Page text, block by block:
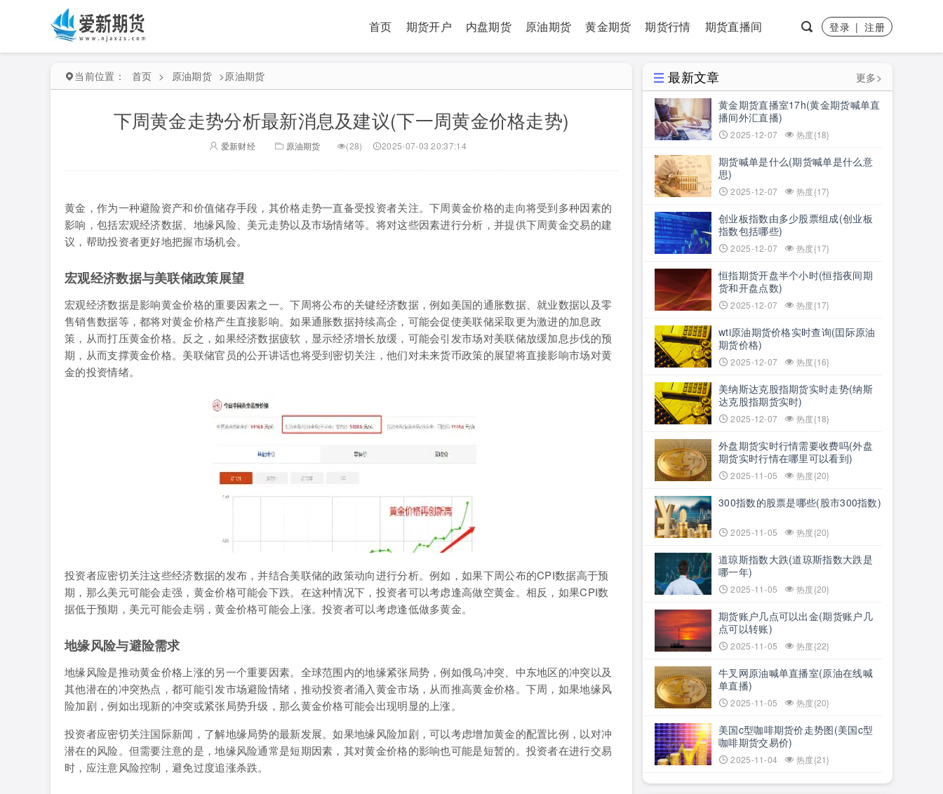
首页 期货开户 内盘期货 原油期货 黄金期货 期货行情 期货直播间 登录|注册
当前位置： 首页 > 原油期货 >原油期货
下周黄金走势分析最新消息及建议(下一周黄金价格走势)
爱新财经 原油期货 (28) 2025-07-03 20:37:14
黄金，作为一种避险资产和价值储存手段，其价格走势一直备受投资者关注。下周黄金价格的走向将受到多种因素的
影响，包括宏观经济数据、地缘风险、美元走势以及市场情绪等。将对这些因素进行分析，并提供下周黄金交易的建
议，帮助投资者更好地把握市场机会。
宏观经济数据与美联储政策展望
宏观经济数据是影响黄金价格的重要因素之一。下周将公布的关键经济数据，例如美国的通胀数据、就业数据以及零
售销售数据等，都将对黄金价格产生直接影响。如果通胀数据持续高企，可能会促使美联储采取更为激进的加息政
策，从而打压黄金价格。反之，如果经济数据疲软，显示经济增长放缓，可能会引发市场对美联储放缓加息步伐的预
期，从而支撑黄金价格。美联储官员的公开讲话也将受到密切关注，他们对未来货币政策的展望将直接影响市场对黄
金的投资情绪。
投资者应密切关注这些经济数据的发布，并结合美联储的政策动向进行分析。例如，如果下周公布的CPI数据高于预
期，那么美元可能会走强，黄金价格可能会下跌。在这种情况下，投资者可以考虑逢高做空黄金。相反，如果CPI数
据低于预期，美元可能会走弱，黄金价格可能会上涨。投资者可以考虑逢低做多黄金。
地缘风险与避险需求
地缘风险是推动黄金价格上涨的另一个重要因素。全球范围内的地缘紧张局势，例如俄乌冲突、中东地区的冲突以及
其他潜在的冲突热点，都可能引发市场避险情绪，推动投资者涌入黄金市场，从而推高黄金价格。下周，如果地缘风
险加剧，例如出现新的冲突或紧张局势升级，那么黄金价格可能会出现明显的上涨。
投资者应密切关注国际新闻，了解地缘局势的最新发展。如果地缘风险加剧，可以考虑增加黄金的配置比例，以对冲
潜在的风险。但需要注意的是，地缘风险通常是短期因素，其对黄金价格的影响也可能是短暂的。投资者在进行交易
时，应注意风险控制，避免过度追涨杀跌。
最新文章
更多>
黄金期货直播室17h(黄金期货喊单直
播间外汇直播)
2025-12-07 热度{18}
期货喊单是什么(期货喊单是什么意
思)
2025-12-07 热度{17}
创业板指数由多少股票组成(创业板
指数包括哪些)
2025-12-07 热度{17}
恒指期货开盘半个小时(恒指夜间期
货和开盘点数)
2025-12-07 热度{17}
wti原油期货价格实时查询(囯际原油
期货价格)
2025-12-07 热度{16}
美纳斯达克股指期货实时走势(纳斯
达克股指期货实时)
2025-12-07 热度{18}
外盘期货实时行情需要收费吗(外盘
期货实时行情在哪里可以看到)
2025-11-05 热度{20}
300指数的股票是哪些(股市300指数)
2025-11-05 热度{20}
道琼斯指数大跌(道琼斯指数大跌是
哪一年)
2025-11-05 热度{20}
期货账户几点可以出金(期货账户几
点可以转账)
2025-11-05 热度{22}
牛叉网原油喊单直播室(原油在线喊
单直播)
2025-11-05 热度{20}
美国c型咖啡期货价走势图(美国c型
咖啡期货交易价)
2025-11-04 热度{21}